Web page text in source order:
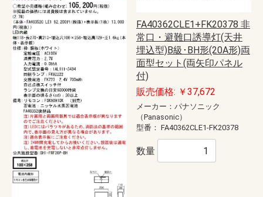
FA40362CLE1+FK20378 非
常口・避難口誘導灯(天井
埋込型)B級･BH形(20A形)両
面型セット(両矢印パネル
付)
販売価格: ￥37,672
メーカー：パナソニック
（Panasonic）
型番： FA40362CLE1-FK20378
数量